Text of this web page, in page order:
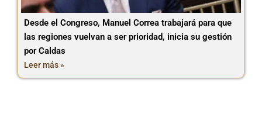
Desde el Congreso, Manuel Correa trabajará para que
las regiones vuelvan a ser prioridad, inicia su gestión
por Caldas
Leer más »